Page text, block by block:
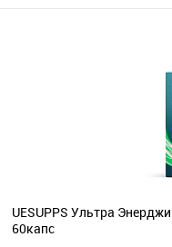
UESUPPS Ультра
60капс